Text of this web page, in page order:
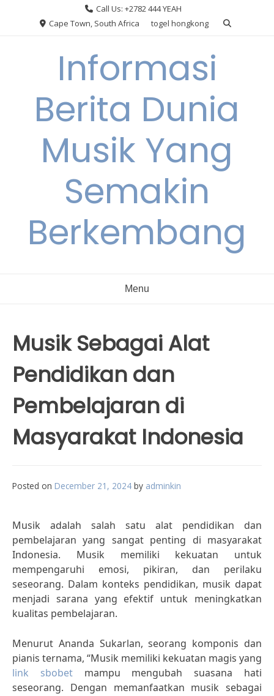
Call Us: +2782 444 YEAH
Cape Town, South Africa
togel hongkong
Informasi
Berita Dunia
Musik Yang
Semakin
Berkembang
Menu
Musik Sebagai Alat
Pendidikan dan
Pembelajaran di
Masyarakat Indonesia
Posted on December 21, 2024 by adminkin
Musik adalah salah satu alat pendidikan dan
pembelajaran yang sangat penting di masyarakat
Indonesia. Musik memiliki kekuatan untuk
mempengaruhi emosi, pikiran, dan perilaku
seseorang. Dalam konteks pendidikan, musik dapat
menjadi sarana yang efektif untuk meningkatkan
kualitas pembelajaran.
Menurut Ananda Sukarlan, seorang komponis dan
pianis ternama, “Musik memiliki kekuatan magis yang
link sbobetmampu mengubah suasana hati
seseorang. Dengan memanfaatkan musik sebagai